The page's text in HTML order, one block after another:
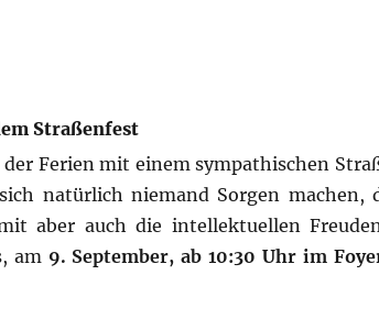
Straßenfest
Ferien mit einem sympathischen
natürlich niemand Sorgen machen,
aber auch die intellektuellen
am 9. September, ab 10:30 Uhr im
Straßenfest 2012“